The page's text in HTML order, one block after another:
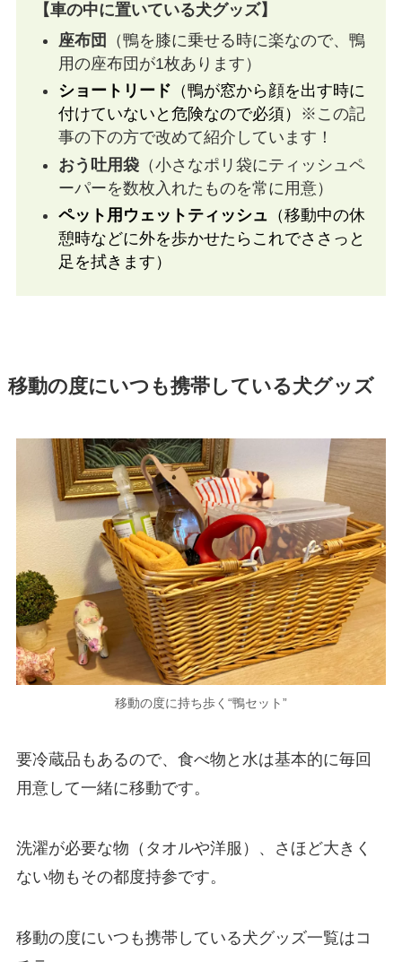
【車の中に置いている犬グッズ】
座布団
（鴨を膝に乗せる時に楽なので、鴨
用の座布団が1枚あります）
ショートリード （鴨が窓から顔を出す時に
付けていないと危険なので必須）
※この記
事の下の方で改めて紹介しています！
おう吐用袋（小さなポリ袋にティッシュペ
ーパーを数枚入れたものを常に用意）
ペット用ウェットティッシュ （移動中の休
憩時などに外を歩かせたらこれでささっと
足を拭きます）
移動の度にいつも携帯している犬グッズ
移動の度に持ち歩く“鴨セット”
要冷蔵品もあるので、 食べ物と水は基本的に毎回
用意して一緒に移動です。
洗濯が必要な物（タオルや洋服）、さほど大きく
ない物もその都度持参です。
移動の度にいつも携帯している犬グッズ一覧はコ